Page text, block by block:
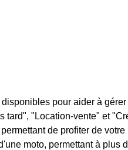
pour aider à
tard", "Location-vente" et
de profiter de
moto, permettant à plus